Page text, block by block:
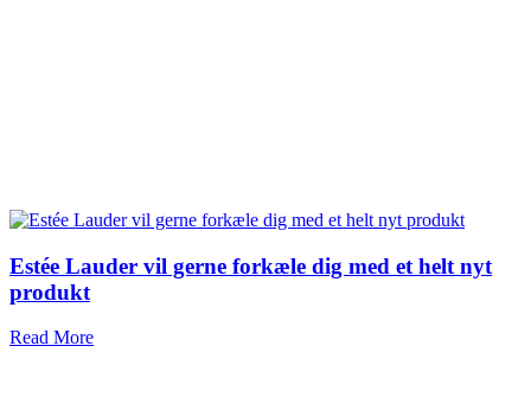
Estée Lauder vil gerne forkæle dig med et helt nyt
produkt
Read More